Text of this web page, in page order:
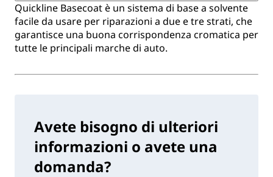
Quickline Basecoat è un sistema di base a solvente
facile da usare per riparazioni a due e tre strati, che
garantisce una buona corrispondenza cromatica per
tutte le principali marche di auto.
Avete bisogno di ulteriori
informazioni o avete una
domanda?